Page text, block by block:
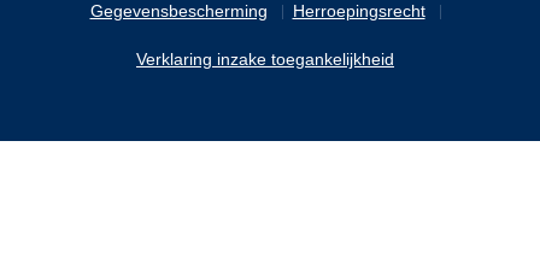
Gegevensbescherming Herroepingsrecht
Verklaring inzake toegankelijkheid